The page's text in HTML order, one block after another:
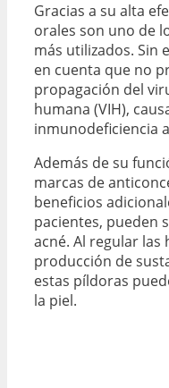
Gracias a su alta
orales son uno de
más utilizados. Sin
en cuenta que no
propagación del
humana (VIH),
inmunodeficiencia
Además de su
marcas de
beneficios
pacientes, pueden
acné. Al regular
producción de
estas píldoras
la piel.